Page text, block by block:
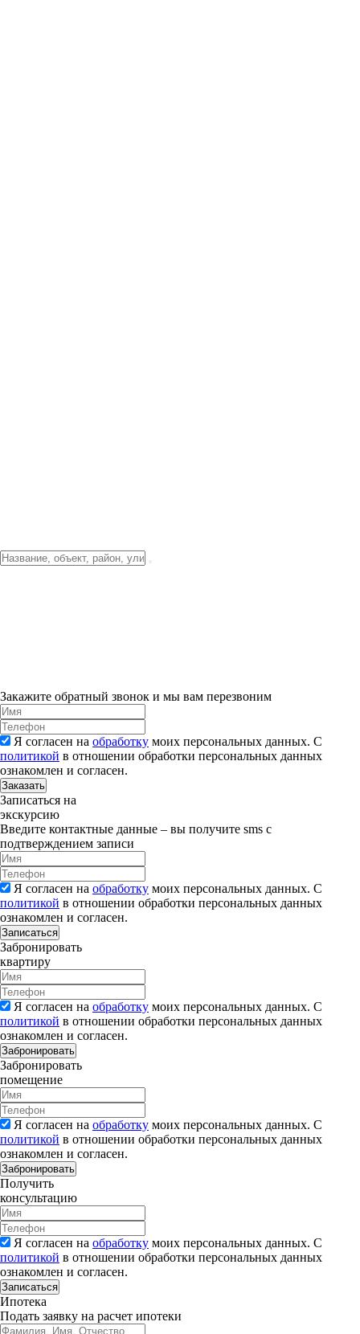
Закажите обратный звонок и мы вам перезвоним
Я согласен на обработку моих персональных данных. С
политикой в отношении обработки персональных данных
ознакомлен и согласен.
Заказать
Записаться на
экскурсию
Введите контактные данные – вы получите sms с
подтверждением записи
Я согласен на обработку моих персональных данных. С
политикой в отношении обработки персональных данных
ознакомлен и согласен.
Записаться
Забронировать
квартиру
Я согласен на обработку моих персональных данных. С
политикой в отношении обработки персональных данных
ознакомлен и согласен.
Забронировать
Забронировать
помещение
Я согласен на обработку моих персональных данных. С
политикой в отношении обработки персональных данных
ознакомлен и согласен.
Забронировать
Получить
консультацию
Я согласен на обработку моих персональных данных. С
политикой в отношении обработки персональных данных
ознакомлен и согласен.
Записаться
Ипотека
Подать заявку на расчет ипотеки